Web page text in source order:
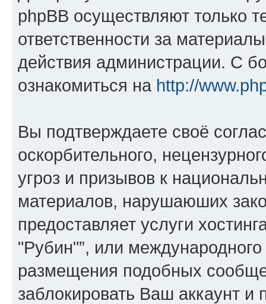
phpBB осуществляют только
ответственности за
действия администрации. С
ознакомиться на http://
Вы подтверждаете своё
оскорбительного,
угроз и призывов к
материалов, нарушаюших
предоставляет услуги
"Рубин"”, или
размещения подобных
заблокировать Ваш аккаунт и